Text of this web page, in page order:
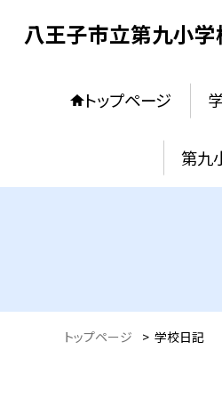
八王子市立第九小学
トップページ
第九
トップページ > 学校日記